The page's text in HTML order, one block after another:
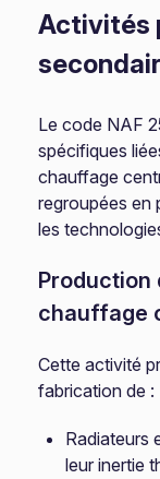
Activités
Le code NAF
spécifiques
chauffage
regroupées en
les
Production
chauffage
Cette activité
fabrication de :
Radiateurs
leur inertie